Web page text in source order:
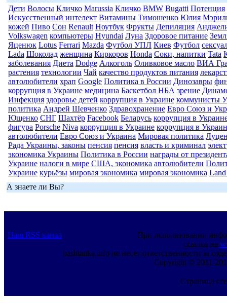
Дети Волосы Кличко Marussia Кличко BMW Bugatti Потенция
Искусственный интелект Витамины Тимошенко Юлия
кожей Пиво Сон Renault Ноутбук Фрукты Депиляция
Volkswagen компьютеры Hyundai Луна Здоровое питание
Яценюк Lotus Ferrari Mazda Футбол УПЛ Киев Футбол
Lada Шоколад женщина Киркоров Honda Соки, напитки Tata
заболевания Диета Dodge Алкоголь Оливковое масло ВИА
растения технологии Чай качество продуктов питания
автолюбители храп Google Политика в России Динозавры
коррупция в Украине медицина Баскетбол НБА зрение
Инфекция здоровье детей коррупция в Украине коммунисты
политика Андрей Шевченко Здравохранение Евро Союз и
Ющенко СНГ Шахтёр Facebook Беларусь коррупция в
фигура Porsche Niva коррупция в Украине коррупция в
автолюбители Евро Союз и Украина Мировая политика
Рада Украины, законы пенсия пенсия власть и криминал
экономика Украины Политика в России награды от
Украине налоги в мире США, экономика автолюбители
Украине курьёзы мировая экономика мировая экономика
А знаете ли Вы?
Наш RSS канал
При использовании
ссылка на
bashtanka.info не несет ответственности за
Copyright © 2011-
Страница